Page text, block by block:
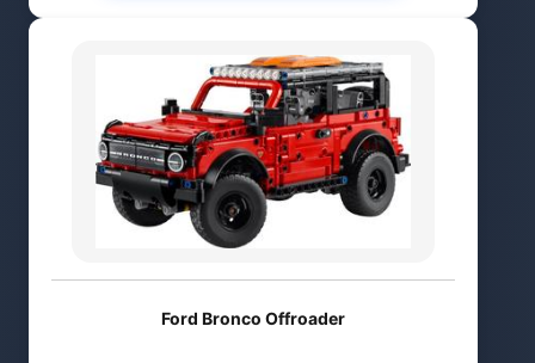
Ford Bronco Offroader